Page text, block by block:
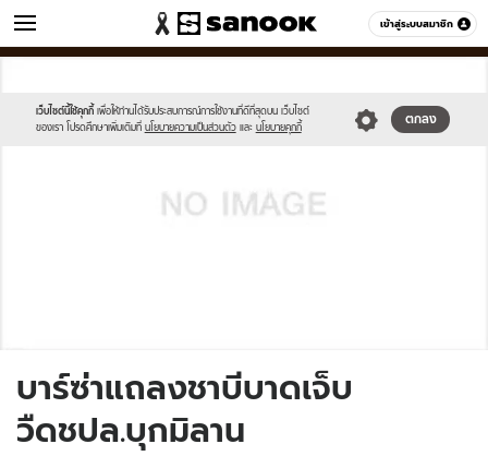
เข้าสู่ระบบสมาชิก
ข่าว หมวดอื่นๆ
เว็บไซต์นี้ใช้คุกกี้ เพื่อให้ท่านได้รับประสบการณ์การใช้งานที่ดีที่สุดบน เว็บไซต์
ของเรา โปรดศึกษาเพิ่มเติมที่ นโยบายความเป็นส่วนตัว และ นโยบายคุกกี้
ตกลง
sanook.png
image.jpg
บาร์ซ่าแถลงชาบีบาดเจ็บ
วืดชปล.บุกมิลาน